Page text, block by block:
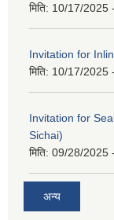
मिति: 10/17/2025
Invitation for
मिति: 10/17/2025
Invitation for
Sichai)
मिति: 09/28/2025
अन्य